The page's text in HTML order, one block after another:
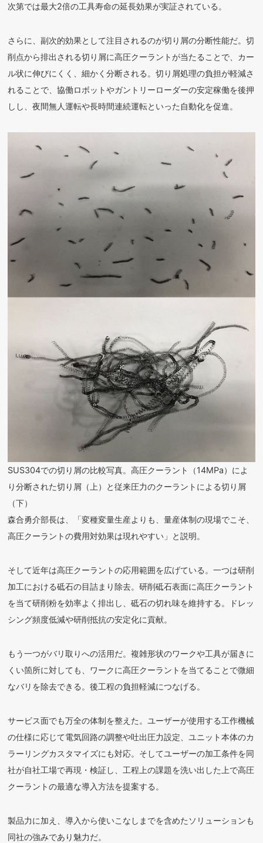
次第では最大2倍の工具寿命の延長効果が実証されている。
さらに、副次的効果として注目されるのが切り屑の分断性能だ。切
削点から排出される切り屑に高圧クーラントが当たることで、カー
ル状に伸びにくく、細かく分断される。切り屑処理の負担が軽減さ
れることで、協働ロボットやガントリーローダーの安定稼働を後押
しし、夜間無人運転や長時間連続運転といった自動化を促進。
SUS304での切り屑の比較写真。高圧クーラント（14MPa）によ
り分断された切り屑（上）と従来圧力のクーラントによる切り屑
（下）
森合勇介部長は、「変種変量生産よりも、量産体制の現場でこそ、
高圧クーラントの費用対効果は現れやすい」と説明。
そして近年は高圧クーラントの応用範囲を広げている。一つは研削
加工における砥石の目詰まり除去。研削砥石表面に高圧クーラント
を当て研削粉を効率よく排出し、砥石の切れ味を維持する。ドレッ
シング頻度低減や研削抵抗の安定化に貢献。
もう一つがバリ取りへの活用だ。複雑形状のワークや工具が届きに
くい箇所に対しても、ワークに高圧クーラントを当てることで微細
なバリを除去できる。後工程の負担軽減につなげる。
サービス面でも万全の体制を整えた。ユーザーが使用する工作機械
の仕様に応じて電気回路の調整や吐出圧力設定、ユニット本体のカ
ラーリングカスタマイズにも対応。そしてユーザーの加工条件を同
社が自社工場で再現・検証し、工程上の課題を洗い出した上で高圧
クーラントの最適な導入方法を提案する。
製品力に加え、導入から使いこなしまでを含めたソリューションも
同社の強みであり魅力だ。